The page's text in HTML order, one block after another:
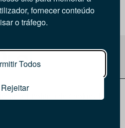
fornecer conteúdo
o tráfego.
Todos
Rejeitar